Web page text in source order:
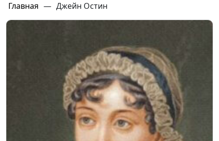
Главная — Джейн Остин